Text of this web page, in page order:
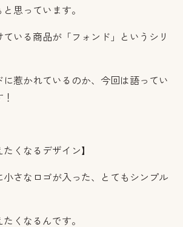
思っています。
ている商品が「フォンド」というシリ
に惹かれているのか、今回は語ってい
たくなるデザイン】
小さなロゴが入った、とてもシンプル
くなるんです。